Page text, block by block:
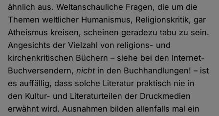
ähnlich aus. Weltanschauliche Fragen, die um die
Themen weltlicher Humanismus, Religionskritik, gar
Atheismus kreisen, scheinen geradezu tabu zu sein.
Angesichts der Vielzahl von religions- und
kirchenkritischen Büchern – siehe bei den Internet-
Buchversendern,nichtin den Buchhandlungen! – ist
es auffällig, dass solche Literatur praktisch nie in
den Kultur- und Literaturteilen der Druckmedien
erwähnt wird. Ausnahmen bilden allenfalls mal ein